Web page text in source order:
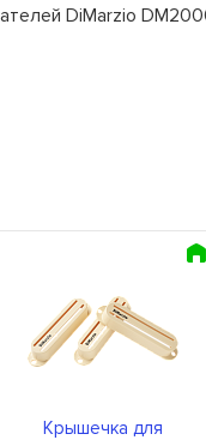
+7
сб, вс:
DiMarzio
Крышечка для